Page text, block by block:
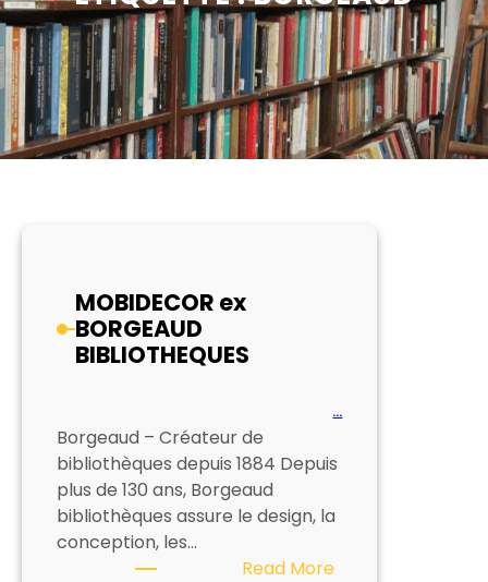
MOBIDECOR ex
BORGEAUD
BIBLIOTHEQUES
…
Borgeaud – Créateur de
bibliothèques depuis 1884 Depuis
plus de 130 ans, Borgeaud
bibliothèques assure le design, la
conception, les…
Read More: